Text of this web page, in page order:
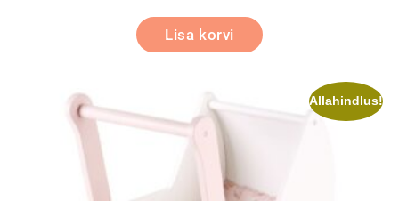
Lisa korvi
Allahindlus!